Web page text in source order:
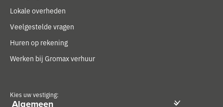
Lokale overheden
Veelgestelde vragen
Huren op rekening
Werken bij Gromax verhuur
Kies uw vestiging: